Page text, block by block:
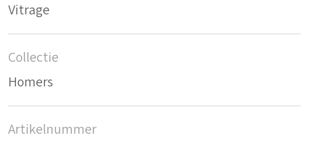
Vitrage
Collectie
Homers
Artikelnummer